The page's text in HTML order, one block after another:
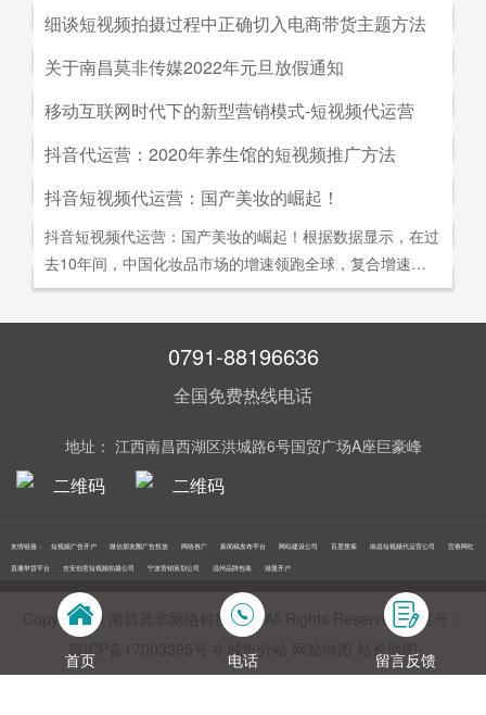
主要工作有哪些，抖音代运营公司会帮助我们做什么，什么
是我们自己做不到的，随着抖音的流行，抖音代运营的发展
前景是非常好的。
会对市场营销造成深远的影响，引领企业走向下一场变革。
2G时代，消费者实现了通讯的自由；3G时代，视频通话和
移动数据技术的兴起推动了智能手机的发展；到了4G技术
的普及，成为了视频流媒体、移动应用和程序化广告发展的
信息的接收已经从图文时代转向了视听时代，而营销方式也
从单一的PC搜索引擎向多媒体、多领域转移，短视频、直
大学校园宣传片应该如何拍摄？学校宣传片拍摄出来有哪些
始陆续的展开，而为了配合更好的招生进行学校文化建设，
都会拍摄一些大学宣传片来吸引更多学生，进而达到校园招
生的目的。那么，大学宣传片如何拍摄呢？有哪些作用？下
面小编就来为大家简单介绍一下。
细谈短视频拍摄过程中正确切入电商带货主题方法
细谈短视频拍摄过程中正确切入电商带货主题方法。短视频
一是创建自己的个人IP品牌,比如李子柒；二是创建代表生
活方式的品牌, 比如“一条”。前者就是基于达人的影响力创
建品牌,以IP名为品牌名,以达人为 品牌背书,这种模式其实更
像粉丝经济。普通用户受短视频内容的吸引 成为达人的粉
丝,进而成为产生实际购买行为的用户。实践证明,只要 IP足
够打动人心,他们就能爆发出巨大的影响力。以李子柒为例,
李子柒凭借短视频积累了千万粉丝,后在淘宝平台开设店铺,
关于南昌莫非传媒2022年元旦放假通知
关于南昌莫非传媒2022年元旦放假通知.元旦：1月1日（星
月4日（星期二）上班。在此期间，如果您有需要我们提供
服务的地方可直接在网站留言板块进行留言，上班后，我们
会及时回复；如有紧急事项可拨打0791-88196636进行咨
询。
移动互联网时代下的新型营销模式-短视频代运营
移动互联网时代下的新型营销模式-短视频代运营。创意营
的含义发生了新的变化，是以创意表达的内容为连接的、以
社交分享和算法匹配为，主要传播信道的用户参与共创的新
型整合营销模式。
抖音代运营：2020年养生馆的短视频推广方法
抖音代运营：2020年养生馆的短视频推广方法.南昌莫非文
告及网络营销领域的公司，是国内领先的一站式全网营销推
广创新型服务平台。主营：蓝V认证，抖音，快手短视频代
理，搜索引擎营销，关键词优化，网站建设，SEO网站优
化，SEM竞价优化，小程序制作，网络推广，网络营销，
设计，LOGO设计，口碑优化，品牌形象设计，获客推广，
网站定制，APP开发，软件制作，网络公关，网站推广，海
告等等业务！在江西更多人选择南昌莫非传媒！
抖音短视频代运营：国产美妆的崛起！
抖音短视频代运营：国产美妆的崛起！根据数据显示，在过
去10年间，中国化妆品市场的增速领跑全球，复合增速达9.
5%。庞大的市场让国产美妆迅速崛起，其中，完美日记一
0791-88196636
全国免费热线电话
地址： 江西南昌西湖区洪城路6号国贸广场A座巨豪峰
友情链接： 短视频广告开户 微信朋友圈广告投放 网络推广 新闻稿发布平台 网站建设公司 百度搜索 南昌短视频代运营公司 宜春网红
直播带货平台 吉安创意短视频拍摄公司 宁波营销策划公司 温州品牌包装 港股开户
Copyright © 南昌莫非网络科技公司 All Rights Reserved 备案号：
赣ICP备17003395号‍-6
城市分站 站长地图
首页 电话 留言反馈